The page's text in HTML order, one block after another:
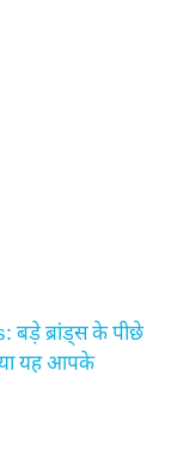
बड़े ब्रांड्स के पीछे
यह आपके